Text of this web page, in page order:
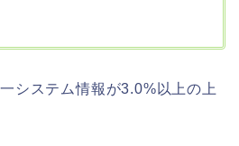
システム情報が3.0%以上の上